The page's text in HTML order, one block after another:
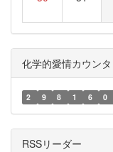
化学的愛情カウンタ
2 9 8 1 6 0
RSSリーダー